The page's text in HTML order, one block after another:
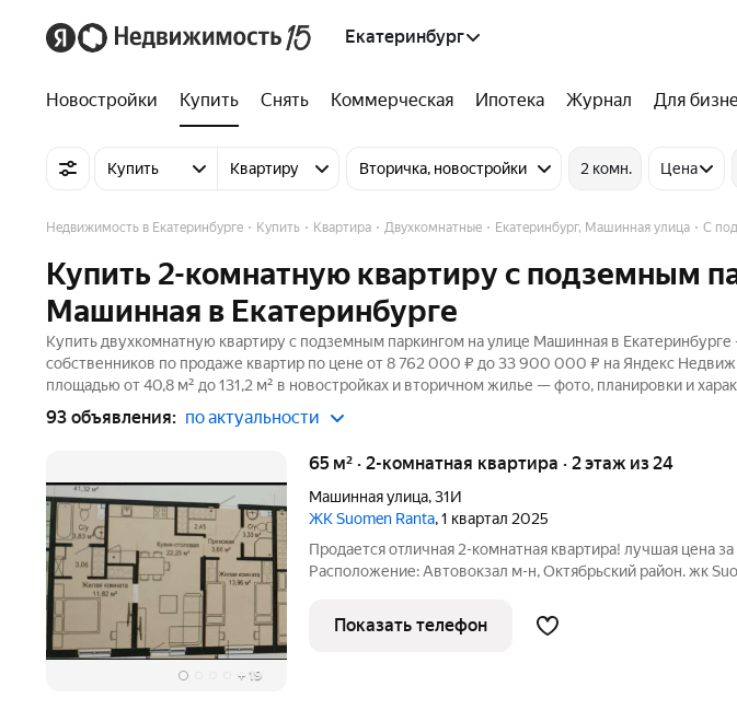
Екатеринбург
Новостройки Купить Снять Коммерческая Ипотека Журнал Для
Купить Квартиру Вторичка, новостройки 2 комн. Цена
Недвижимость в Екатеринбурге Купить Квартира Двухкомнатные Екатеринбург, Машинная улица С
Купить 2-комнатную квартиру с подземным
Машинная в Екатеринбурге
Купить двухкомнатную квартиру с подземным паркингом на улице Машинная в Екатеринбурге
собственников по продаже квартир по цене от 8 762 000 ₽ до 33 900 000 ₽ на Яндекс
площадью от 40,8 м² до 131,2 м² в новостройках и вторичном жилье — фото, планировки и
93 объявления: по актуальности
+ 19
65 м² · 2-комнатная квартира · 2 этаж из 24
Машинная улица,31И
ЖК Suomen Ranta, 1 квартал 2025
Продается отличная 2-комнатная квартира! лучшая цена
Расположение: Автовокзал м-н, Октябрьский район. жк
теплоизоляция, - подача ГВС и тепла всегда и по низким
Показать телефон